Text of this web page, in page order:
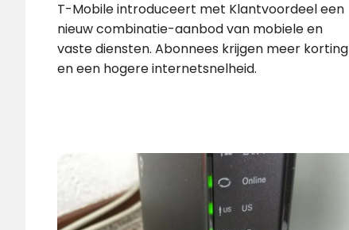
T-Mobile introduceert met Klantvoordeel een
nieuw combinatie-aanbod van mobiele en
vaste diensten. Abonnees krijgen meer korting
en een hogere internetsnelheid.